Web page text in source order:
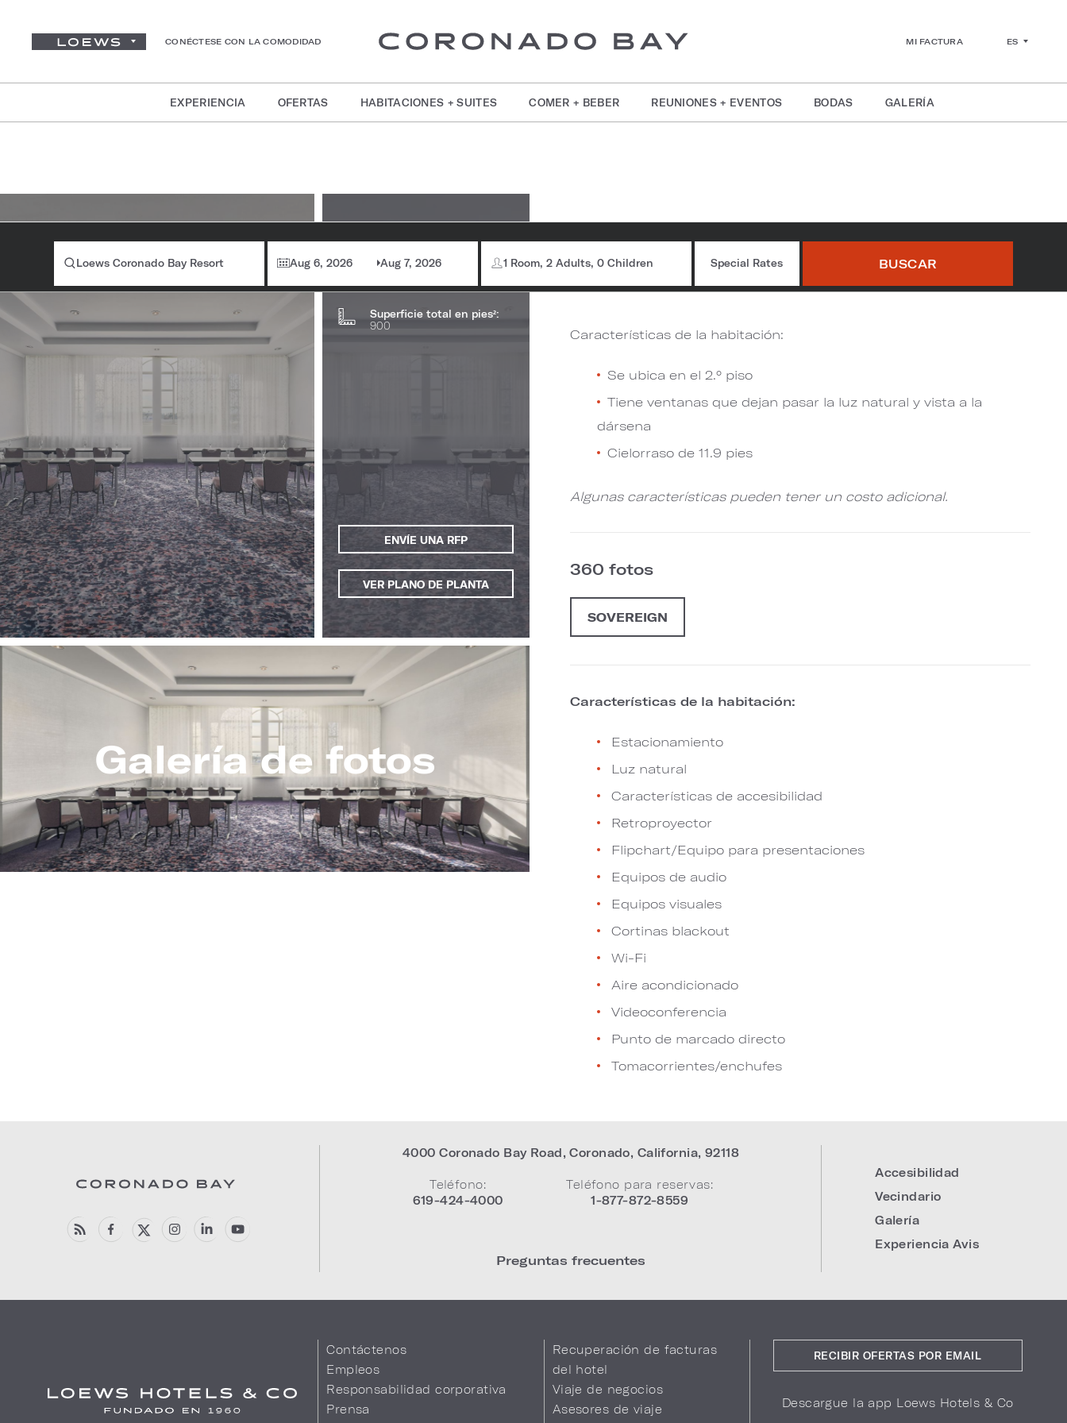
CONÉCTESE CON LA COMODIDAD MI FACTURA ES
EXPERIENCIA OFERTAS HABITACIONES + SUITES COMER + BEBER REUNIONES + EVENTOS BODAS GALERÍA
Loews Coronado Bay Resort Aug 6, 2026 Aug 7, 2026 1 Room, 2 Adults, 0 Children Special Rates BUSCAR
Información de la
Capacidad máxima:
Superficie total en pies²:
900
ENVÍE UNA RFP
VER PLANO DE PLANTA
Galería de fotos
Sovereign
Características de la habitación:
Se ubica en el 2.° piso
Tiene ventanas que dejan pasar la luz natural y vista a la
dársena
Cielorraso de 11.9 pies
Algunas características pueden tener un costo adicional.
360 fotos
SOVEREIGN
Características de la habitación:
Estacionamiento
Luz natural
Características de accesibilidad
Retroproyector
Flipchart/Equipo para presentaciones
Equipos de audio
Equipos visuales
Cortinas blackout
Wi-Fi
Aire acondicionado
Videoconferencia
Punto de marcado directo
Tomacorrientes/enchufes
4000 Coronado Bay Road,Coronado, California, 92118
Teléfono:
619-424-4000
Teléfono para reservas:
1-877-872-8559
Preguntas frecuentes
Accesibilidad
Vecindario
Galería
Experiencia Avis
Contáctenos
Empleos
Responsabilidad corporativa
Prensa
Recuperación de facturas
del hotel
Viaje de negocios
Asesores de viaje
RECIBIR OFERTAS POR EMAIL
Descargue la app Loews Hotels & Co